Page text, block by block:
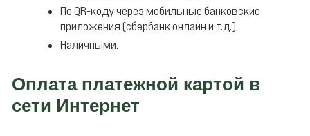
По QR-коду через мобильные банковские
приложения (сбербанк онлайн и т.д.)
Наличными.
Оплата платежной картой в
сети Интернет